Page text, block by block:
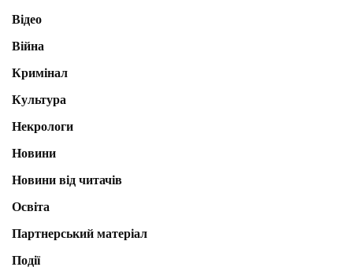
Відео
Війна
Кримінал
Культура
Некрологи
Новини
Новини від читачів
Освіта
Партнерський матеріал
Події